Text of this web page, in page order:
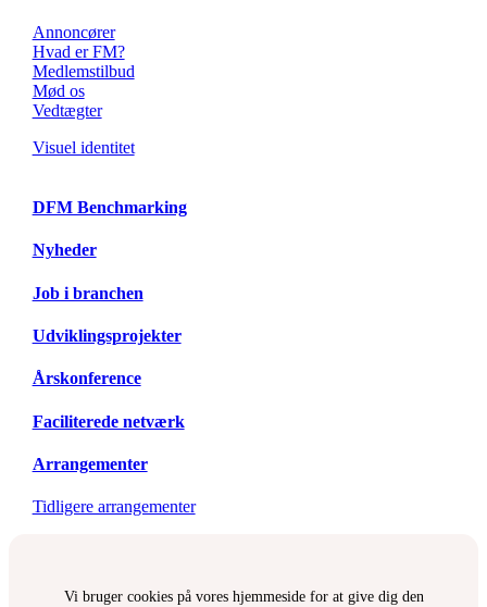
Annoncører
Hvad er FM?
Medlemstilbud
Mød os
Vedtægter
Visuel identitet
DFM Benchmarking
Nyheder
Job i branchen
Udviklingsprojekter
Årskonference
Faciliterede netværk
Arrangementer
Tidligere arrangementer
Vi bruger cookies på vores hjemmeside for at give dig den